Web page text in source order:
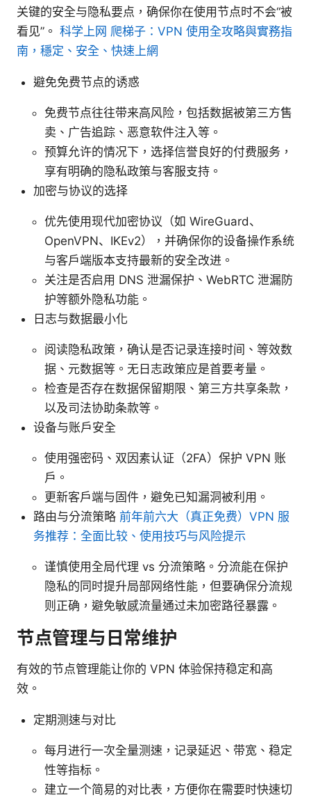
关键的安全与隐私要点，确保你在使用节点时不会“被
看见”。 科学上网 爬梯子：VPN 使用全攻略與實務指
南，穩定、安全、快速上網
避免免费节点的诱惑
免费节点往往带来高风险，包括数据被第三方售
卖、广告追踪、恶意软件注入等。
预算允许的情况下，选择信誉良好的付费服务，
享有明确的隐私政策与客服支持。
加密与协议的选择
优先使用现代加密协议（如 WireGuard、
OpenVPN、IKEv2），并确保你的设备操作系统
与客户端版本支持最新的安全改进。
关注是否启用 DNS 泄漏保护、WebRTC 泄漏防
护等额外隐私功能。
日志与数据最小化
阅读隐私政策，确认是否记录连接时间、等效数
据、元数据等。无日志政策应是首要考量。
检查是否存在数据保留期限、第三方共享条款，
以及司法协助条款等。
设备与账户安全
使用强密码、双因素认证（2FA）保护 VPN 账
户。
更新客户端与固件，避免已知漏洞被利用。
路由与分流策略 前年前六大（真正免费）VPN 服
务推荐：全面比较、使用技巧与风险提示
谨慎使用全局代理 vs 分流策略。分流能在保护
隐私的同时提升局部网络性能，但要确保分流规
则正确，避免敏感流量通过未加密路径暴露。
节点管理与日常维护
有效的节点管理能让你的 VPN 体验保持稳定和高
效。
定期测速与对比
每月进行一次全量测速，记录延迟、带宽、稳定
性等指标。
建立一个简易的对比表，方便你在需要时快速切